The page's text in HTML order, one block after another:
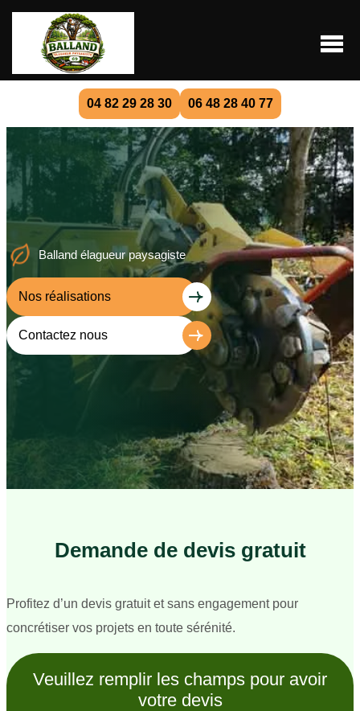
04 82 29 28 30 06 48 28 40 77
Balland élagueur paysagiste
Nos réalisations
Contactez nous
Demande de devis gratuit
Profitez d’un devis gratuit et sans engagement pour
concrétiser vos projets en toute sérénité.
Veuillez remplir les champs pour avoir
votre devis